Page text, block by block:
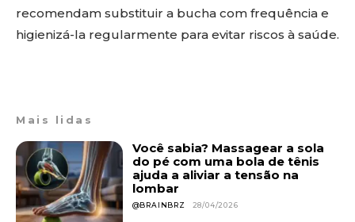
recomendam substituir a bucha com frequência e
higienizá-la regularmente para evitar riscos à saúde.
Mais lidas
Você sabia? Massagear a sola
do pé com uma bola de tênis
ajuda a aliviar a tensão na
lombar
@BRAINBRZ 28/04/2026